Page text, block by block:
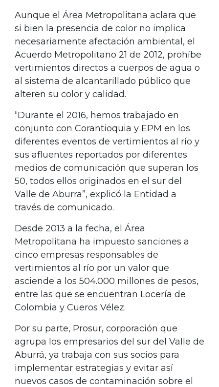
Aunque el Área Metropolitana aclara que
si bien la presencia de color no implica
necesariamente afectación ambiental, el
Acuerdo Metropolitano 21 de 2012, prohíbe
vertimientos directos a cuerpos de agua o
al sistema de alcantarillado público que
alteren su color y calidad.
“Durante el 2016, hemos trabajado en
conjunto con Corantioquia y EPM en los
diferentes eventos de vertimientos al río y
sus afluentes reportados por diferentes
medios de comunicación que superan los
50, todos ellos originados en el sur del
Valle de Aburra”, explicó la Entidad a
través de comunicado.
Desde 2013 a la fecha, el Área
Metropolitana ha impuesto sanciones a
cinco empresas responsables de
vertimientos al río por un valor que
asciende a los 504.000 millones de pesos,
entre las que se encuentran Locería de
Colombia y Cueros Vélez.
Por su parte, Prosur, corporación que
agrupa los empresarios del sur del Valle de
Aburrá, ya trabaja con sus socios para
implementar estrategias y evitar así
nuevos casos de contaminación sobre el